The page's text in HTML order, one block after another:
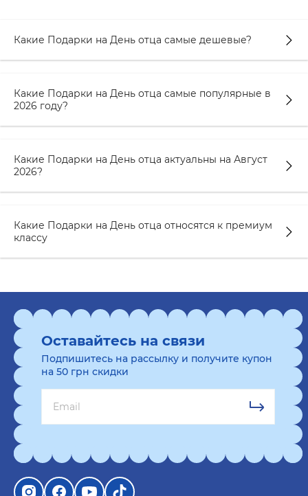
Какие Подарки на День отца самые дешевые?
Какие Подарки на День отца самые популярные в
2026 году?
Какие Подарки на День отца актуальны на Август
2026?
Какие Подарки на День отца относятся к премиум
классу
Оставайтесь на связи
Подпишитесь на рассылку и получите купон
на 50 грн скидки